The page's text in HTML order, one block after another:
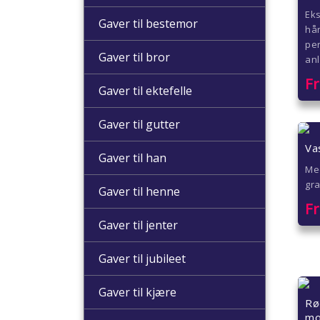
Gaver til bestemor
Gaver til bror
Gaver til ektefelle
Gaver til gutter
Gaver til han
Gaver til henne
Gaver til jenter
Gaver til jubileet
Gaver til kjære